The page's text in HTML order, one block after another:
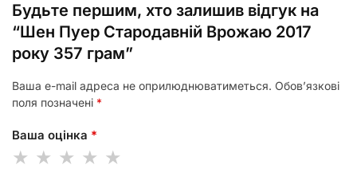
Будьте першим, хто залишив відгук на
“Шен Пуер Стародавній Врожаю 2017
року 357 грам”
Ваша e-mail адреса не оприлюднюватиметься. Обов’язкові
поля позначені *
Ваша оцінка *